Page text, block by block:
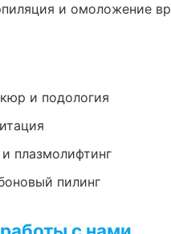
и омоложение
и подология
плазмолифтинг
пилинг